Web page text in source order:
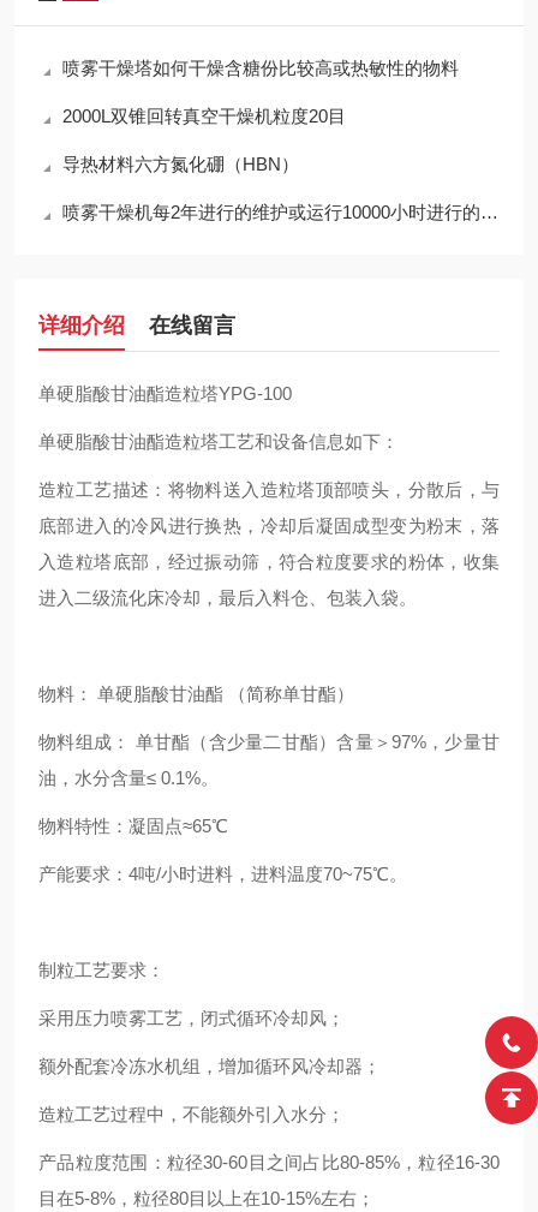
喷雾干燥塔如何干燥含糖份比较高或热敏性的物料
2000L双锥回转真空干燥机粒度20目
导热材料六方氮化硼（HBN）
喷雾干燥机每2年进行的维护或运行10000小时进行的维护
详细介绍 在线留言
单硬脂酸甘油酯造粒塔YPG-100
单硬脂酸甘油酯造粒塔工艺和设备信息如下：
造粒工艺描述：将物料送入造粒塔顶部喷头，分散后，与
底部进入的冷风进行换热，冷却后凝固成型变为粉末，落
入造粒塔底部，经过振动筛，符合粒度要求的粉体，收集
进入二级流化床冷却，最后入料仓、包装入袋。
物料： 单硬脂酸甘油酯 （简称单甘酯）
物料组成： 单甘酯（含少量二甘酯）含量＞97%，少量甘
油，水分含量≤ 0.1%。
物料特性：凝固点≈65℃
产能要求：4吨/小时进料，进料温度70~75℃。
制粒工艺要求：
采用压力喷雾工艺，闭式循环冷却风；
额外配套冷冻水机组，增加循环风冷却器；
造粒工艺过程中，不能额外引入水分；
产品粒度范围：粒径30-60目之间占比80-85%，粒径16-30
目在5-8%，粒径80目以上在10-15%左右；